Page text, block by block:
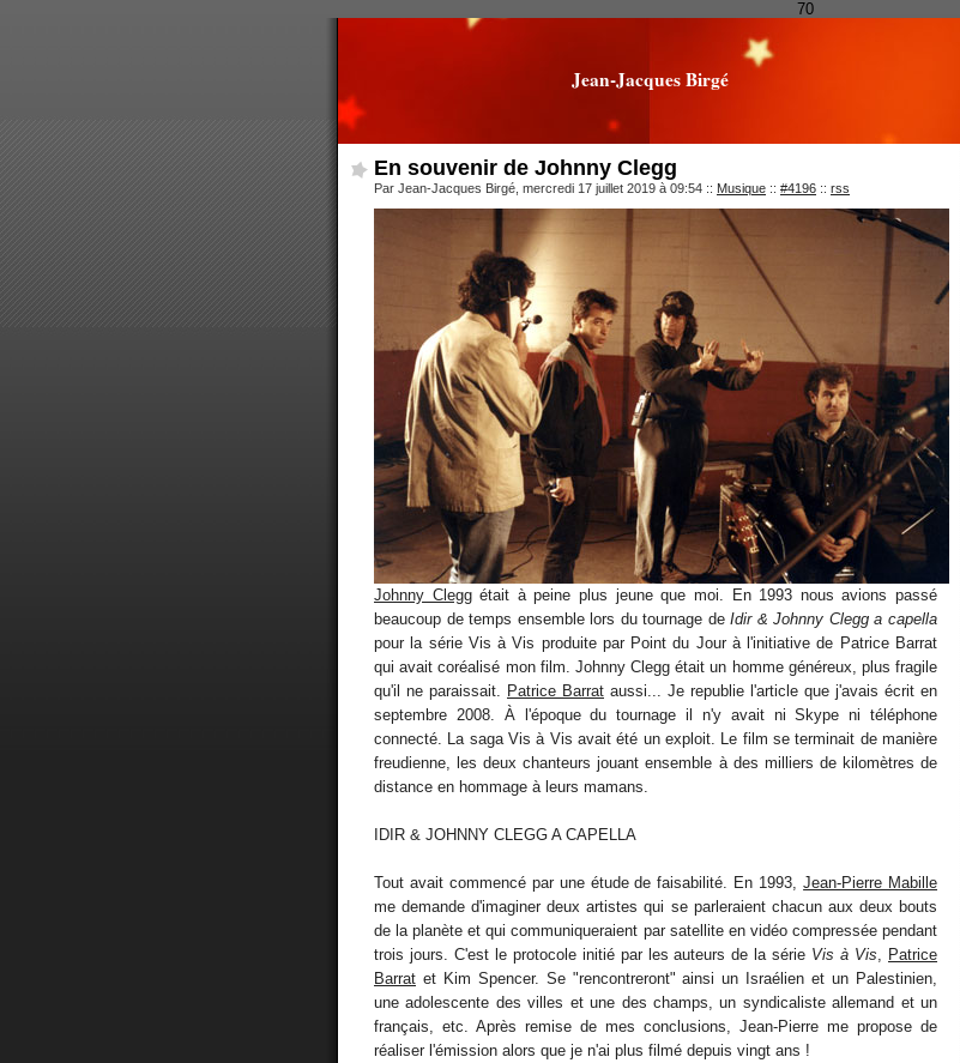
70
Jean-Jacques Birgé
En souvenir de Johnny Clegg
Par Jean-Jacques Birgé, mercredi 17 juillet 2019 à 09:54 :: Musique :: #4196 :: rss
Johnny Cleggétait à peine plus jeune que moi. En 1993 nous avions passé
beaucoup de temps ensemble lors du tournage deIdir & Johnny Clegg a capella
pour la série Vis à Vis produite par Point du Jour à l'initiative de Patrice Barrat
qui avait coréalisé mon film. Johnny Clegg était un homme généreux, plus fragile
qu'il ne paraissait.
Patrice Barrat aussi... Je republie l'article que j'avais écrit en
septembre 2008. À l'époque du tournage il n'y avait ni Skype ni téléphone
connecté. La saga Vis à Vis avait été un exploit. Le film se terminait de manière
freudienne, les deux chanteurs jouant ensemble à des milliers de kilomètres de
distance en hommage à leurs mamans.
IDIR & JOHNNY CLEGG A CAPELLA
Tout avait commencé par une étude de faisabilité. En 1993,Jean-Pierre Mabille
me demande d'imaginer deux artistes qui se parleraient chacun aux deux bouts
de la planète et qui communiqueraient par satellite en vidéo compressée pendant
trois jours. C'est le protocole initié par les auteurs de la série Vis à Vis
Patrice
Barrat et Kim Spencer. Se "rencontreront" ainsi un Israélien et un Palestinien,
une adolescente des villes et une des champs, un syndicaliste allemand et un
français, etc. Après remise de mes conclusions, Jean-Pierre me propose de
réaliser l'émission alors que je n'ai plus filmé depuis vingt ans !